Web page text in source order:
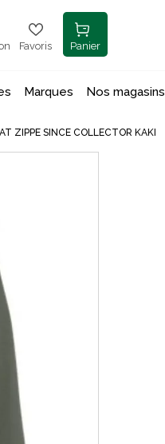
Favoris Panier
Marques Nos magasins
ZIPPE SINCE COLLECTOR KAKI